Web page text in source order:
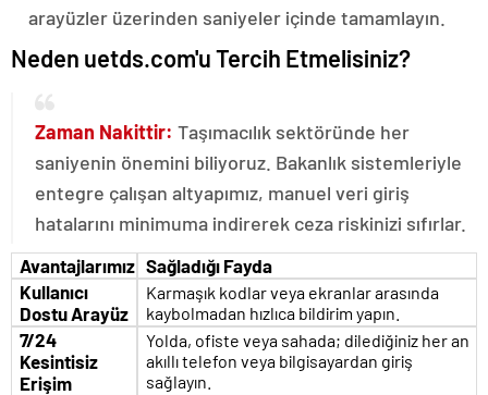
arayüzler üzerinden saniyeler içinde tamamlayın.
Neden uetds.com'u Tercih Etmelisiniz?
Zaman Nakittir: Taşımacılık sektöründe her
saniyenin önemini biliyoruz. Bakanlık sistemleriyle
entegre çalışan altyapımız, manuel veri giriş
hatalarını minimuma indirerek ceza riskinizi sıfırlar.
Avantajlarımız Sağladığı Fayda
Kullanıcı
Dostu Arayüz
Karmaşık kodlar veya ekranlar arasında
kaybolmadan hızlıca bildirim yapın.
7/24
Kesintisiz
Erişim
Yolda, ofiste veya sahada; dilediğiniz her an
akıllı telefon veya bilgisayardan giriş
sağlayın.